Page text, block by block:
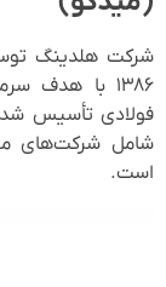
شرکت هلدینگ
۱۳۸۶ با هدف
شامل شرکت‌های
است.